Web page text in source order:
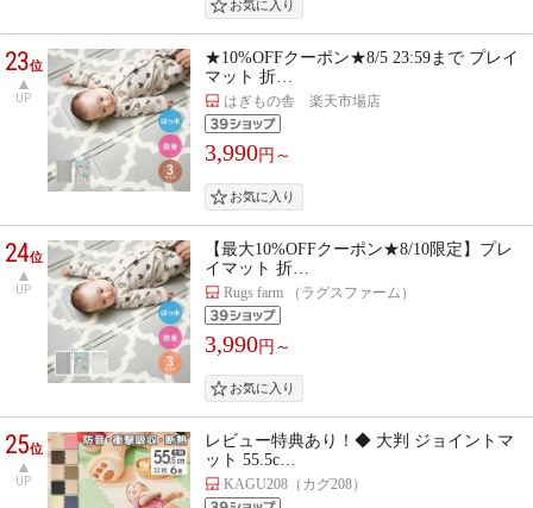
23位
UP
★10%OFFクーポン★8/5 23:59まで プレイ
マット 折…
はぎもの舎 楽天市場店
3,990円～
24位
UP
【最大10%OFFクーポン★8/10限定】プレ
イマット 折…
Rugs farm （ラグスファーム）
3,990円～
25位
UP
レビュー特典あり！◆ 大判 ジョイントマ
ット 55.5c…
KAGU208（カグ208）